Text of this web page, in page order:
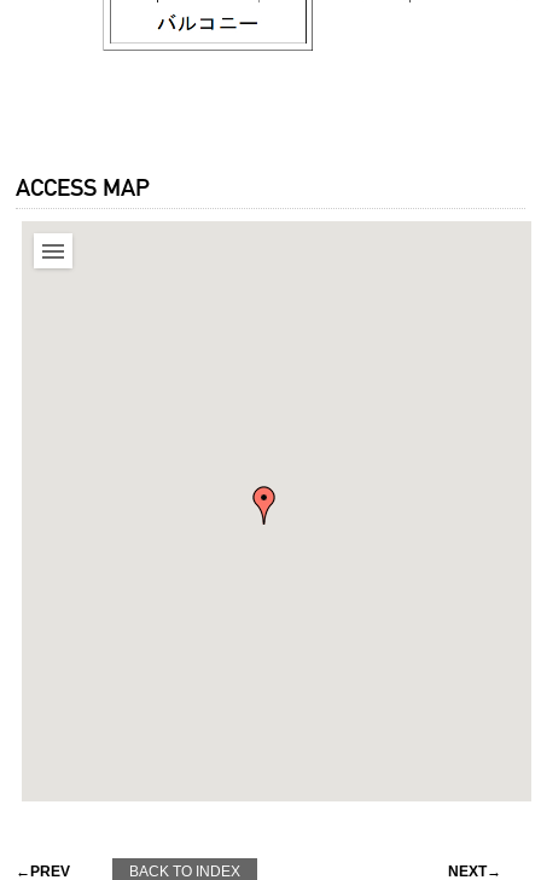
ACCESS MAP
←PREV BACK TO INDEX NEXT→